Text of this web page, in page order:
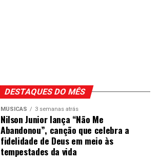
DESTAQUES DO MÊS
MÚSICAS 3 semanas atrás
Nilson Junior lança “Não Me
Abandonou”, canção que celebra a
fidelidade de Deus em meio às
tempestades da vida